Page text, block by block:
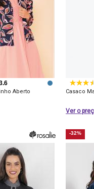
Aberto Casaco
Ver o
-32%